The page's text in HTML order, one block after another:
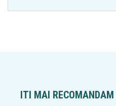
ITI MAI RECOMANDAM